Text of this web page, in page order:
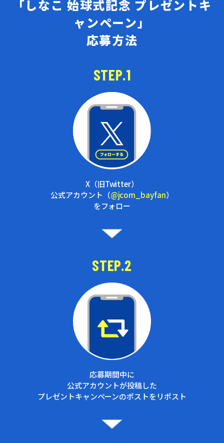
「しなこ 始球式記念 プレゼントキ
ャンペーン」
応募方法
STEP.1
X（旧Twitter）
公式アカウント （@jcom_bayfan）
をフォロー
STEP.2
応募期間中に
公式アカウントが投稿した
プレゼントキャンペーンのポストをリポスト